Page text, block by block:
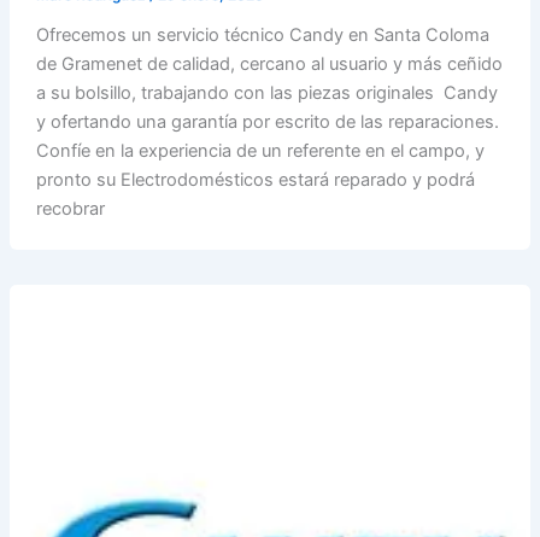
Ofrecemos un servicio técnico Candy en Santa Coloma
de Gramenet de calidad, cercano al usuario y más ceñido
a su bolsillo, trabajando con las piezas originales Candy
y ofertando una garantía por escrito de las reparaciones.
Confíe en la experiencia de un referente en el campo, y
pronto su Electrodomésticos estará reparado y podrá
recobrar